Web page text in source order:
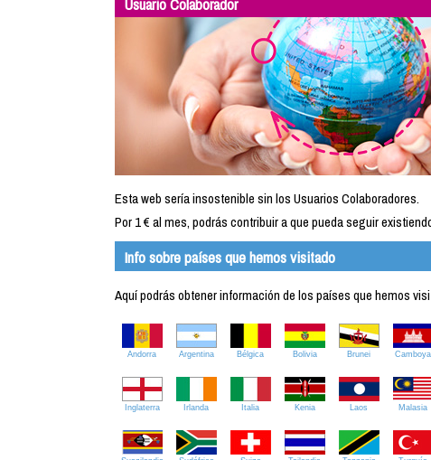
Usuario Colaborador
Esta web sería insostenible sin los Usuarios Colaboradores.
Por 1 € al mes, podrás contribuir a que pueda seguir
Info sobre países que hemos visitado
Aquí podrás obtener información de los países que hemos
Andorra Argentina Bélgica Bolivia Brunei Camboya
Inglaterra Irlanda Italia Kenia Laos Malasia